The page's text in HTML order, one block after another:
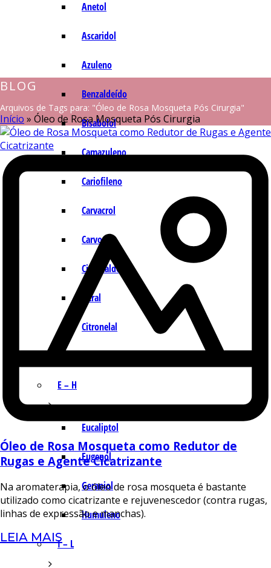
Anetol
Ascaridol
Azuleno
Benzaldeído
Bisabolol
Camazuleno
Cariofileno
Carvacrol
Carvona
Cinamaldeído
Citral
Citronelal
E – H
Eucaliptol
Eugenol
Geraniol
Humuleno
I – L
BLOG
Arquivos de Tags para: "Óleo de Rosa Mosqueta Pós Cirurgia"
Início » Óleo de Rosa Mosqueta Pós Cirurgia
Óleo de Rosa Mosqueta como Redutor de
Rugas e Agente Cicatrizante
Na aromaterapia, o óleo de rosa mosqueta é bastante
utilizado como cicatrizante e rejuvenescedor (contra rugas,
linhas de expressão e manchas).
LEIA MAIS